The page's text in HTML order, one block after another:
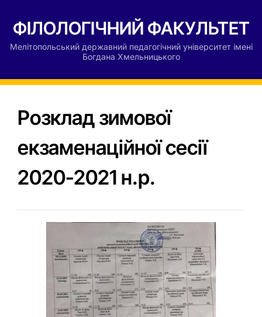
ФІЛОЛОГІЧНИЙ ФАКУЛЬТЕТ
Мелітопольський державний педагогічний університет імені
Богдана Хмельницького
Розклад зимової
екзаменаційної сесії
2020-2021 н.р.